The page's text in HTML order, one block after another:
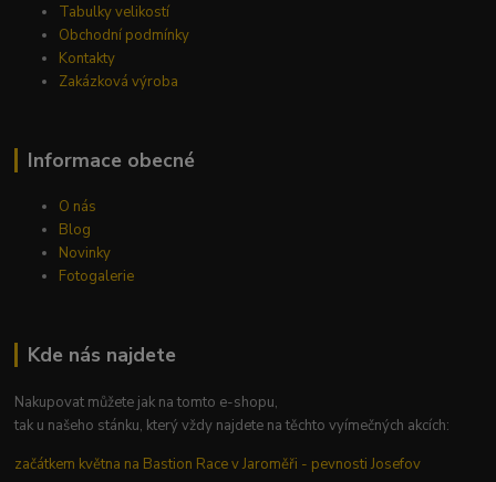
Tabulky velikostí
Obchodní podmínky
Kontakty
Zakázková výroba
Informace obecné
O nás
Blog
Novinky
Fotogalerie
Kde nás najdete
Nakupovat můžete jak na tomto e-shopu,
tak u našeho stánku, který vždy najdete na těchto vyímečných akcích:
začátkem května na Bastion Race v Jaroměři - pevnosti Josefov